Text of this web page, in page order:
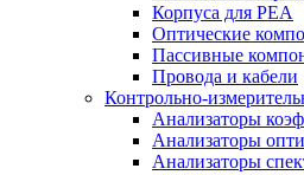
Корпуса для РЕА
Оптические
Пассивные
Провода и кабели
Контрольно-
Анализаторы
Анализаторы
Анализаторы